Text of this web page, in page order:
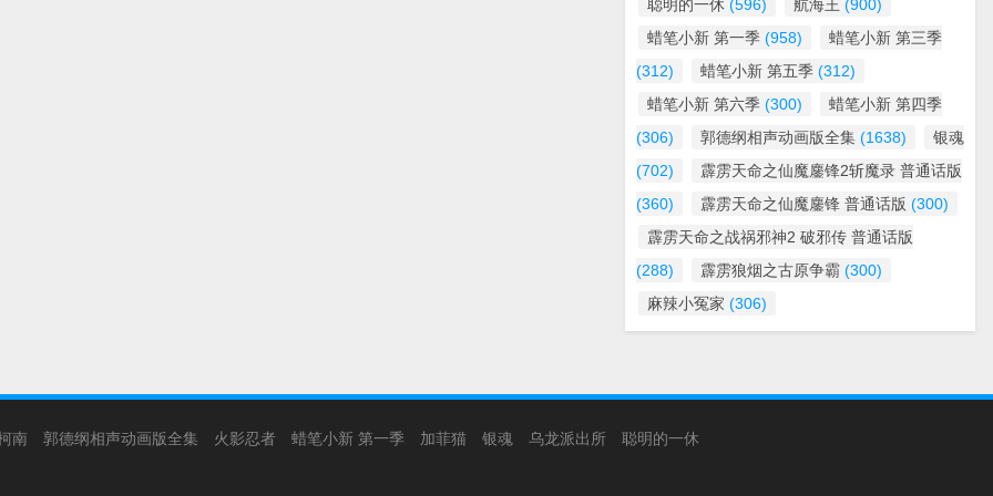
聪明的一休 (596) 航海王 (900)
蜡笔小新 第一季 (958)
蜡笔小新 第三季
(312)
蜡笔小新 第五季 (312)
蜡笔小新 第六季 (300)
蜡笔小新 第四季
(306)
郭德纲相声动画版全集 (1638)
银魂
(702)
霹雳天命之仙魔鏖锋2斩魔录 普通话版
(360)
霹雳天命之仙魔鏖锋 普通话版 (300)
霹雳天命之战祸邪神2 破邪传 普通话版
(288)
霹雳狼烟之古原争霸 (300)
麻辣小冤家 (306)
南 郭德纲相声动画版全集 火影忍者 蜡笔小新 第一季 加菲猫 银魂 乌龙派出所 聪明的一休